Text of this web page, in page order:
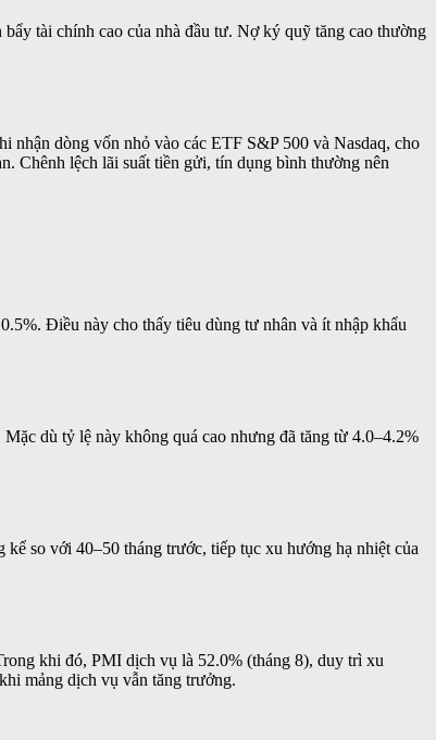
tài chính cao của nhà đầu tư. Nợ ký quỹ tăng cao thường
nhận dòng vốn nhỏ vào các ETF S&P 500 và Nasdaq, cho
Chênh lệch lãi suất tiền gửi, tín dụng bình thường nên
Điều này cho thấy tiêu dùng tư nhân và ít nhập khẩu
dù tỷ lệ này không quá cao nhưng đã tăng từ 4.0–4.2%
so với 40–50 tháng trước, tiếp tục xu hướng hạ nhiệt của
khi đó, PMI dịch vụ là 52.0% (tháng 8), duy trì xu
mảng dịch vụ vẫn tăng trưởng.